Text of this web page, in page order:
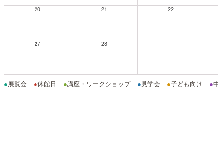
20 21 22
27 28
●展覧会 ●休館日 ●講座・ワークショップ ● 見学会 ●子ども向け ●